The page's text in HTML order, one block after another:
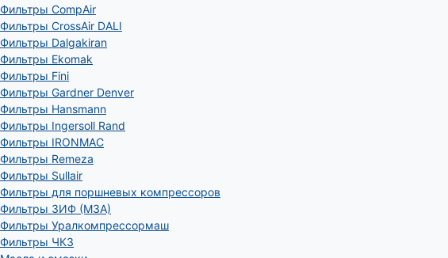
Фильтры CompAir
Фильтры CrossAir DALI
Фильтры Dalgakiran
Фильтры Ekomak
Фильтры Fini
Фильтры Gardner Denver
Фильтры Hansmann
Фильтры Ingersoll Rand
Фильтры IRONMAC
Фильтры Remeza
Фильтры Sullair
Фильтры для поршневых компрессоров
Фильтры ЗИФ (МЗА)
Фильтры Уралкомпрессормаш
Фильтры ЧКЗ